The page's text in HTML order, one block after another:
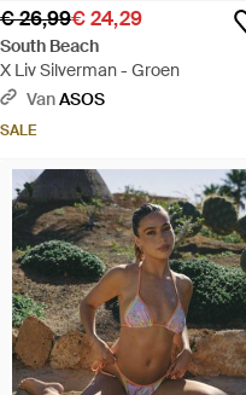
€ 26,99€ 24,29
South Beach
X Liv Silverman - Groen
VanASOS
SALE